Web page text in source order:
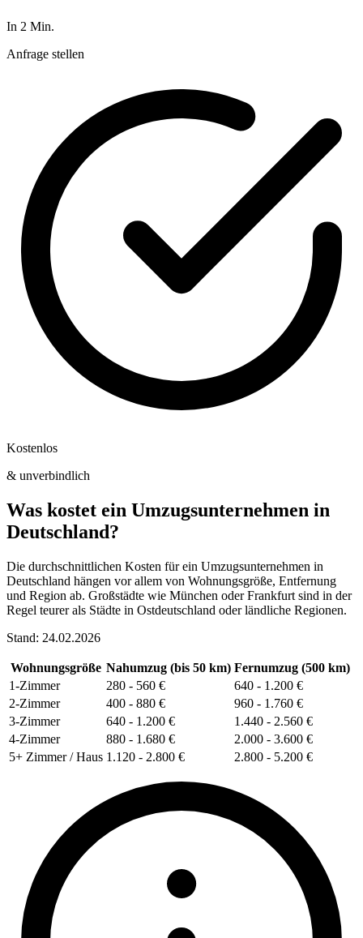
In 2 Min.
Anfrage stellen
Kostenlos
& unverbindlich
Was kostet ein Umzugsunternehmen in
Deutschland?
Die durchschnittlichen Kosten für ein Umzugsunternehmen in
Deutschland hängen vor allem von Wohnungsgröße, Entfernung
und Region ab. Großstädte wie München oder Frankfurt sind in der
Regel teurer als Städte in Ostdeutschland oder ländliche Regionen.
Stand: 24.02.2026
Wohnungsgröße Nahumzug (bis 50 km) Fernumzug (500 km)
1-Zimmer
280 - 560 €
640 - 1.200 €
2-Zimmer
400 - 880 €
960 - 1.760 €
3-Zimmer
640 - 1.200 €
1.440 - 2.560 €
4-Zimmer
880 - 1.680 €
2.000 - 3.600 €
5+ Zimmer / Haus 1.120 - 2.800 € 2.800 - 5.200 €